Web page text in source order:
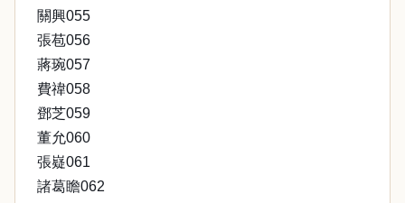
關興055
張苞056
蔣琬057
費禕058
鄧芝059
董允060
張嶷061
諸葛瞻062